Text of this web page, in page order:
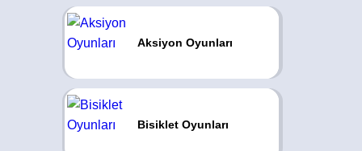
Aksiyon Oyunları
Bisiklet Oyunları